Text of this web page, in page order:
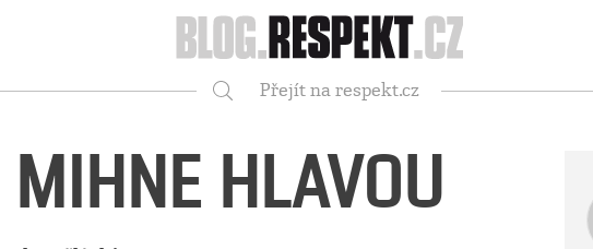
Respekt
Přejít na respekt.cz
HLAVOU